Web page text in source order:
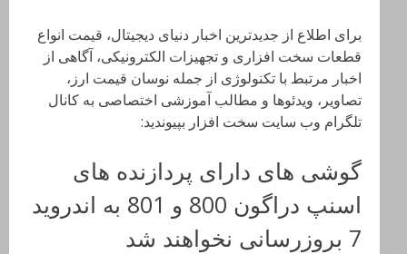
برای اطلاع از جدیدترین اخبار دنیای دیجیتال، قیمت انواع
قطعات سخت افزاری و تجهیزات الکترونیکی، آگاهی از
اخبار مرتبط با تکنولوژی از جمله نوسان قیمت ارز،
تصاویر، ویدئوها و مطالب آموزشی اختصاصی به کانال
تلگرام وب سایت سخت افزار بپیوندید:
گوشی های دارای پردازنده های
اسنپ دراگون 800 و 801 به اندروید
7 بروزرسانی نخواهند شد